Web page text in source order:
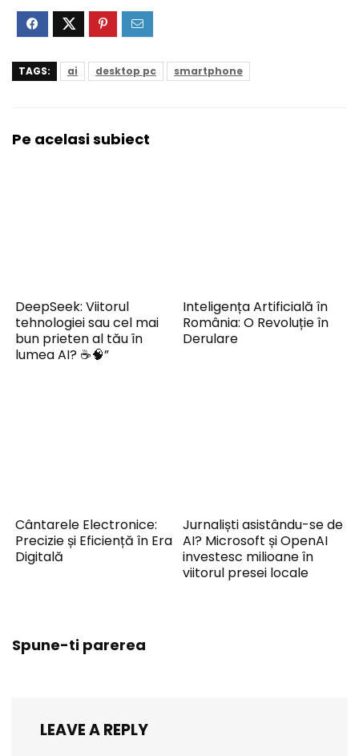
TAGS: ai desktop pc smartphone
Pe acelasi subiect
DeepSeek: Viitorul
tehnologiei sau cel mai
bun prieten al tău în
lumea AI? ☕🧠”
Inteligența Artificială în
România: O Revoluție în
Derulare
Cântarele Electronice:
Precizie și Eficiență în Era
Digitală
Jurnaliști asistându-se de
AI? Microsoft și OpenAI
investesc milioane în
viitorul presei locale
Spune-ti parerea
LEAVE A REPLY